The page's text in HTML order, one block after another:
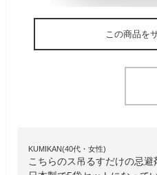
この商品を
KUMIKAN(40代・女性)
こちらのス吊るすだけの忌避